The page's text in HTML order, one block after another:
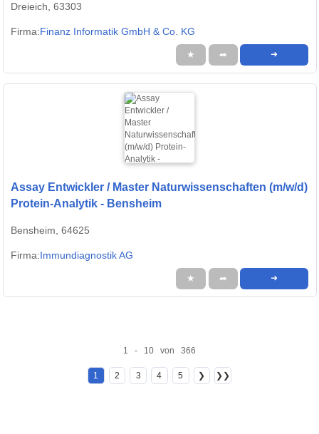
Dreieich, 63303
Firma:Finanz Informatik GmbH & Co. KG
★ ➦ ➜
Assay Entwickler / Master Naturwissenschaften (m/w/d)
Protein-Analytik - Bensheim
Bensheim, 64625
Firma:Immundiagnostik AG
★ ➦ ➜
1 - 10 von 366
1 2 3 4 5 ❯ ❯❯